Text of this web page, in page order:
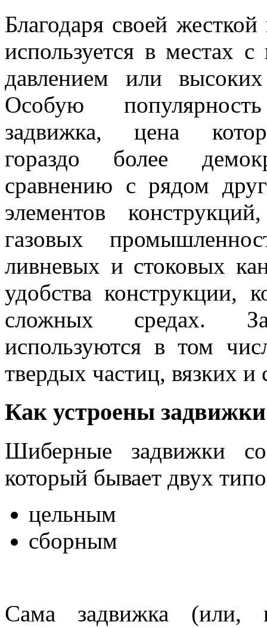
Благодаря своей
используется в местах
давлением или
Особую
задвижка, цена
гораздо более
сравнению с рядом
элементов
газовых
ливневых и стоковых
удобства конструкции,
сложных средах.
используются в том
твердых частиц, вязких
Как устроены задвижки
Шиберные задвижки
который бывает двух
цельным
сборным
Сама задвижка